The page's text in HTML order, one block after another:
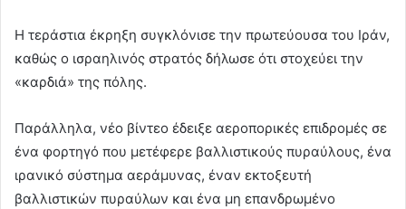
Η τεράστια έκρηξη συγκλόνισε την πρωτεύουσα του Ιράν,
καθώς ο ισραηλινός στρατός δήλωσε ότι στοχεύει την
«καρδιά» της πόλης.
Παράλληλα, νέο βίντεο έδειξε αεροπορικές επιδρομές σε
ένα φορτηγό που μετέφερε βαλλιστικούς πυραύλους, ένα
ιρανικό σύστημα αεράμυνας, έναν εκτοξευτή
βαλλιστικών πυραύλων και ένα μη επανδρωμένο